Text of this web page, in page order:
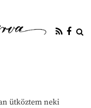
ütköztem neki